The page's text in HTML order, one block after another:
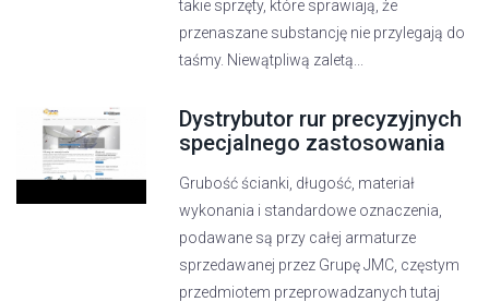
takie sprzęty, które sprawiają, że
przenaszane substancję nie przylegają do
taśmy. Niewątpliwą zaletą...
Dystrybutor rur precyzyjnych
specjalnego zastosowania
Grubość ścianki, długość, materiał
wykonania i standardowe oznaczenia,
podawane są przy całej armaturze
sprzedawanej przez Grupę JMC, częstym
przedmiotem przeprowadzanych tutaj